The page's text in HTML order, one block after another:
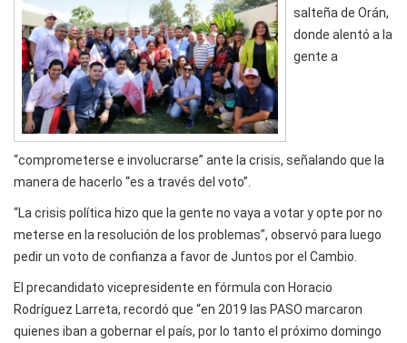
salteña de Orán,
donde alentó a la
gente a
“comprometerse e involucrarse” ante la crisis, señalando que la
manera de hacerlo “es a través del voto”.
“La crisis política hizo que la gente no vaya a votar y opte por no
meterse en la resolución de los problemas”, observó para luego
pedir un voto de confianza a favor de Juntos por el Cambio.
El precandidato vicepresidente en fórmula con Horacio
Rodríguez Larreta, recordó que “en 2019 las PASO marcaron
quienes iban a gobernar el país, por lo tanto el próximo domingo